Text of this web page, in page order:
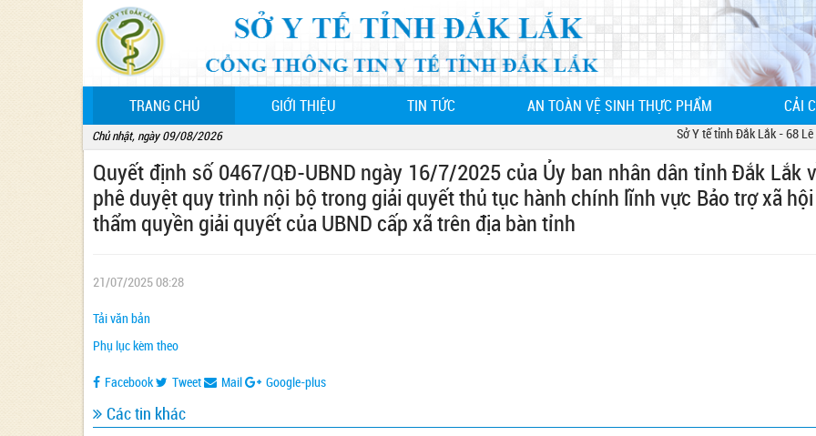
TRANG CHỦ(CURRENT) GIỚI THIỆU TIN TỨC AN TOÀN VỆ SINH THỰC PHẨM CẢI
Chủ nhật, ngày 09/08/2026 Sở Y tế tỉnh Đắk Lắk - 68 Lê
Quyết định số 0467/QĐ-UBND ngày 16/7/2025 của Ủy ban nhân dân tỉnh Đắk Lắk
phê duyệt quy trình nội bộ trong giải quyết thủ tục hành chính lĩnh vực Bảo trợ xã
thẩm quyền giải quyết của UBND cấp xã trên địa bàn tỉnh
21/07/2025 08:28
Tải văn bản
Phụ lục kèm theo
Facebook Tweet Mail Google-plus
Các tin khác